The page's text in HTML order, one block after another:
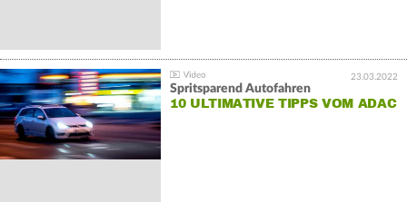
23.03.2022
Spritsparend Autofahren
10 ULTIMATIVE TIPPS VOM ADAC